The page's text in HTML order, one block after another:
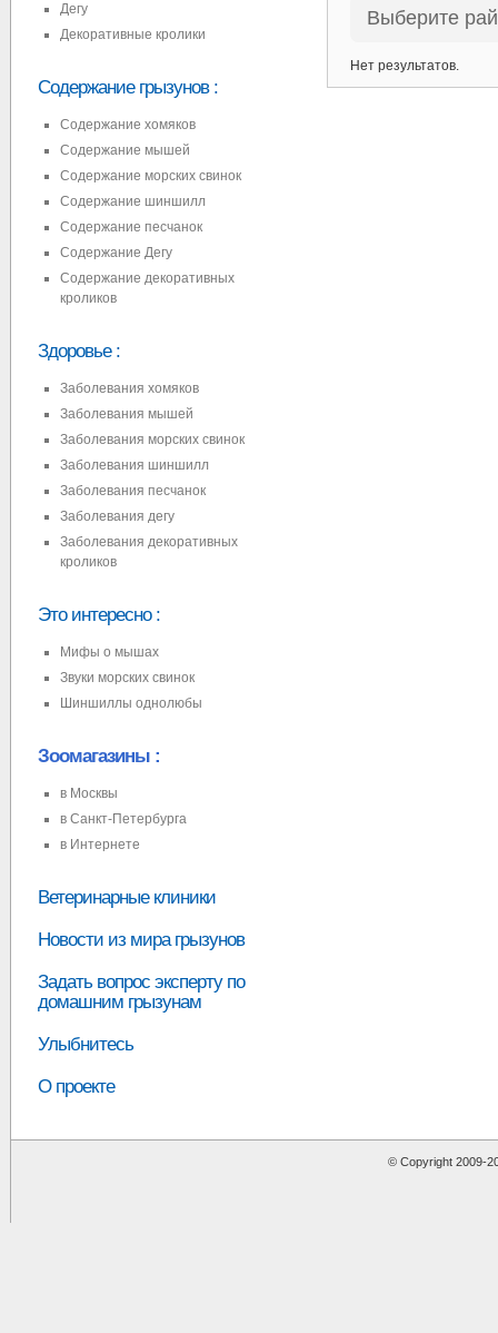
Дегу
Декоративные кролики
Содержание грызунов:
Содержание хомяков
Содержание мышей
Содержание морских свинок
Содержание шиншилл
Содержание песчанок
Содержание Дегу
Содержание декоративных
кроликов
Здоровье:
Заболевания хомяков
Заболевания мышей
Заболевания морских свинок
Заболевания шиншилл
Заболевания песчанок
Заболевания дегу
Заболевания декоративных
кроликов
Это интересно:
Мифы о мышах
Звуки морских свинок
Шиншиллы однолюбы
Зоомагазины :
в Москвы
в Санкт-Петербурга
в Интернете
Ветеринарные клиники
Новости из мира грызунов
Задать вопрос эксперту по
домашним грызунам
Улыбнитесь
О проекте
Выберите
Нет результатов.
© Copyright 2009-